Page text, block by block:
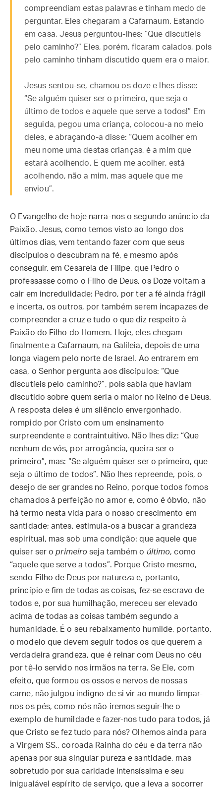
compreendiam estas palavras e tinham medo de
perguntar. Eles chegaram a Cafarnaum. Estando
em casa, Jesus perguntou-lhes: “Que discutíeis
pelo caminho?” Eles, porém, ficaram calados, pois
pelo caminho tinham discutido quem era o maior.
Jesus sentou-se, chamou os doze e lhes disse:
“Se alguém quiser ser o primeiro, que seja o
último de todos e aquele que serve a todos!” Em
seguida, pegou uma criança, colocou-a no meio
deles, e abraçando-a disse: “Quem acolher em
meu nome uma destas crianças, é a mim que
estará acolhendo. E quem me acolher, está
acolhendo, não a mim, mas aquele que me
enviou”.
O Evangelho de hoje narra-nos o segundo anúncio da
Paixão. Jesus, como temos visto ao longo dos
últimos dias, vem tentando fazer com que seus
discípulos o descubram na fé, e mesmo após
conseguir, em Cesareia de Filipe, que Pedro o
professasse como o Filho de Deus, os Doze voltam a
cair em incredulidade: Pedro, por ter a fé ainda frágil
e incerta, os outros, por também serem incapazes de
compreender a cruz e tudo o que diz respeito à
Paixão do Filho do Homem. Hoje, eles chegam
finalmente a Cafarnaum, na Galileia, depois de uma
longa viagem pelo norte de Israel. Ao entrarem em
casa, o Senhor pergunta aos discípulos: “Que
discutíeis pelo caminho?”, pois sabia que haviam
discutido sobre quem seria o maior no Reino de Deus.
A resposta deles é um silêncio envergonhado,
rompido por Cristo com um ensinamento
surpreendente e contraintuitivo. Não lhes diz: “Que
nenhum de vós, por arrogância, queira ser o
primeiro”, mas: “Se alguém quiser ser o primeiro, que
seja o último de todos”. Não lhes repreende, pois, o
desejo de ser grandes no Reino, porque todos fomos
chamados à perfeição no amor e, como é óbvio, não
há termo nesta vida para o nosso crescimento em
santidade; antes, estimula-os a buscar a grandeza
espiritual, mas sob uma condição: que aquele que
quiser ser oprimeiro seja também o último, como
“aquele que serve a todos”. Porque Cristo mesmo,
sendo Filho de Deus por natureza e, portanto,
princípio e fim de todas as coisas, fez-se escravo de
todos e, por sua humilhação, mereceu ser elevado
acima de todas as coisas também segundo a
humanidade. É o seu rebaixamento humilde, portanto,
o modelo que devem seguir todos os que querem a
verdadeira grandeza, que é reinar com Deus no céu
por tê-lo servido nos irmãos na terra. Se Ele, com
efeito, que formou os ossos e nervos de nossas
carne, não julgou indigno de si vir ao mundo limpar-
nos os pés, como nós não iremos seguir-lhe o
exemplo de humildade e fazer-nos tudo para todos, já
que Cristo se fez tudo para nós? Olhemos ainda para
a Virgem SS., coroada Rainha do céu e da terra não
apenas por sua singular pureza e santidade, mas
sobretudo por sua caridade intensíssima e seu
inigualável espírito de serviço, que a leva a socorrer